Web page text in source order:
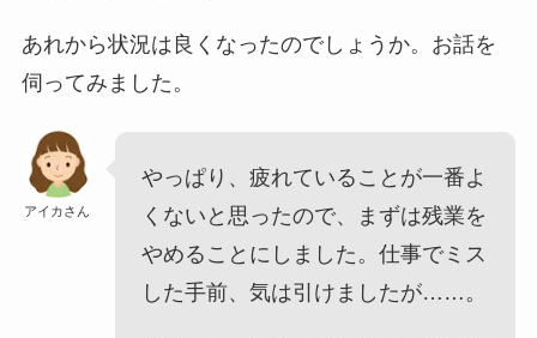
あれから状況は良くなったのでしょうか。お話を
伺ってみました。
アイカさん
やっぱり、疲れていることが一番よ
くないと思ったので、まずは残業を
やめることにしました。仕事でミス
した手前、気は引けましたが……。